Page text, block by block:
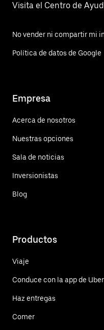
Visita el Centro de
No vender ni compartir mi
Política de datos de Google
Empresa
Acerca de nosotros
Nuestras opciones
Sala de noticias
Inversionistas
Blog
Productos
Viaje
Conduce con la app de Uber
Haz entregas
Comer